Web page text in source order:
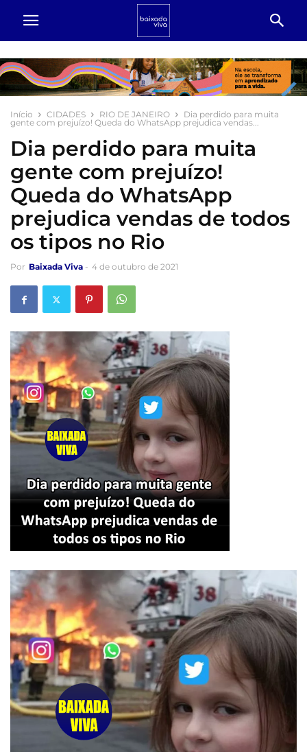
Início CIDADES RIO DE JANEIRO
Dia perdido para muita
gente com prejuízo! Queda do WhatsApp prejudica vendas...
Dia perdido para muita
gente com prejuízo!
Queda do WhatsApp
prejudica vendas de todos
os tipos no Rio
Por Baixada Viva - 4 de outubro de 2021